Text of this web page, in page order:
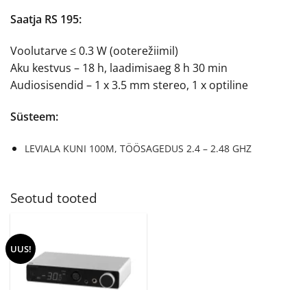
Saatja RS 195:
Voolutarve ≤ 0.3 W (ooterežiimil)
Aku kestvus – 18 h, laadimisaeg 8 h 30 min
Audiosisendid – 1 x 3.5 mm stereo, 1 x optiline
Süsteem:
LEVIALA KUNI 100M, TÖÖSAGEDUS 2.4 – 2.48 GHZ
Seotud tooted
UUS!